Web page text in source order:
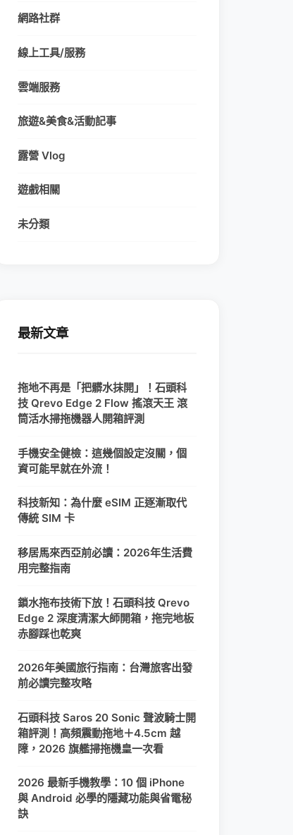
網路社群
線上工具/服務
雲端服務
旅遊&美食&活動記事
露營 Vlog
遊戲相關
未分類
最新文章
拖地不再是「把髒水抹開」！石頭科
技 Qrevo Edge 2 Flow 搖滾天王 滾
筒活水掃拖機器人開箱評測
手機安全健檢：這幾個設定沒關，個
資可能早就在外流！
科技新知：為什麼 eSIM 正逐漸取代
傳統 SIM 卡
移居馬來西亞前必讀：2026年生活費
用完整指南
鎖水拖布技術下放！石頭科技 Qrevo
Edge 2 深度清潔大師開箱，拖完地板
赤腳踩也乾爽
2026年美國旅行指南：台灣旅客出發
前必讀完整攻略
石頭科技 Saros 20 Sonic 聲波騎士開
箱評測！高頻震動拖地＋4.5cm 越
障，2026 旗艦掃拖機皇一次看
2026 最新手機教學：10 個 iPhone
與 Android 必學的隱藏功能與省電秘
訣